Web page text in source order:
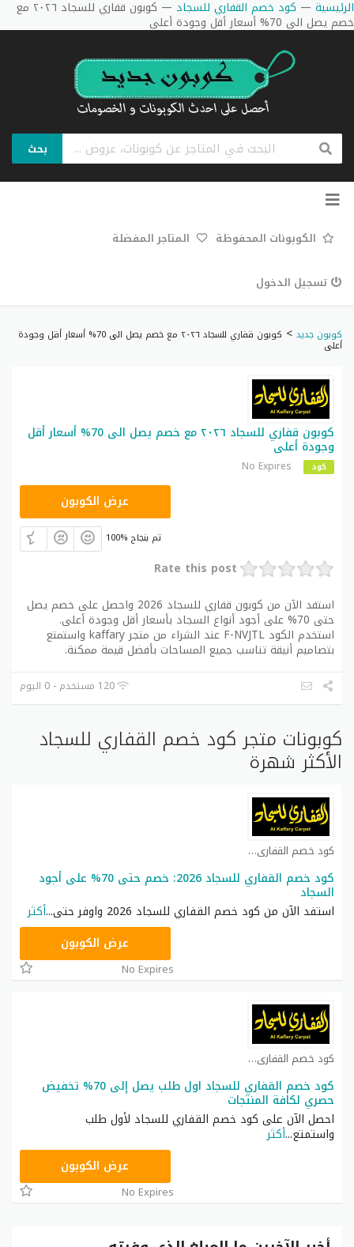
الرئيسية — كود خصم القفاري للسجاد — كوبون قفاري للسجاد ٢٠٢٦ مع
خصم يصل الى 70% أسعار أقل وجودة أعلى
بحث
تخطي
الكوبونات المحفوظة المتاجر المفضلة
تسجيل الدخول
كوبون جديد > كوبون قفاري للسجاد ٢٠٢٦ مع خصم يصل الى 70% أسعار أقل وجودة
أعلى
كوبون قفاري للسجاد ٢٠٢٦ مع خصم يصل الى 70% أسعار أقل
وجودة أعلى
كود No Expires
F-NVJTLعرض الكوبون
100% تم بنجاح
Rate this post
استفد الآن من كوبون قفاري للسجاد 2026 واحصل على خصم يصل
حتى 70% على أجود أنواع السجاد بأسعار أقل وجودة أعلى.
استخدم الكود F-NVJTL عند الشراء من متجر kaffary واستمتع
بتصاميم أنيقة تناسب جميع المساحات بأفضل قيمة ممكنة.
120 مستخدم - 0 اليوم
كوبونات متجر كود خصم القفاري للسجاد
الأكثر شهرة
كود خصم القفاري للسجاد كوبون
كود خصم القفاري للسجاد 2026: خصم حتى 70% على أجود
السجاد
استفد الآن من كود خصم القفاري للسجاد 2026 واوفر حتى
...أكثر
F-R4EHRعرض الكوبون
No Expires
كود خصم القفاري للسجاد كوبون
كود خصم القفاري للسجاد اول طلب يصل إلى 70% تخفيض
حصري لكافة المنتجات
احصل الآن على كود خصم القفاري للسجاد لأول طلب
واستمتع...أكثر
F-E46M6عرض الكوبون
No Expires